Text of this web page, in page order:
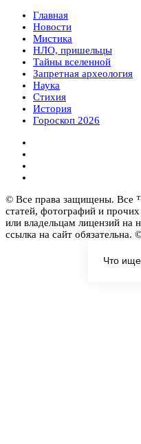
Главная
Новости
Мистика
НЛО, пришельцы
Тайны вселенной
Запретная археология
Наука
Стихия
История
Гороскоп 2026
© Все права защищены. Все
статей, фотографий и
или владельцам лицензий на
ссылка на сайт